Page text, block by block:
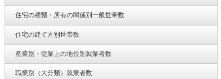
住宅の種類・所有の関係別一般世帯数
住宅の建て方別世帯数
産業別・従業上の地位別就業者数
職業別（大分類）就業者数